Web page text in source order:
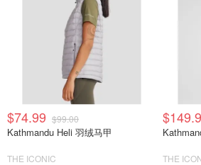
$74.99 $99.00
Kathmandu Heli 羽绒马甲
THE ICONIC THE